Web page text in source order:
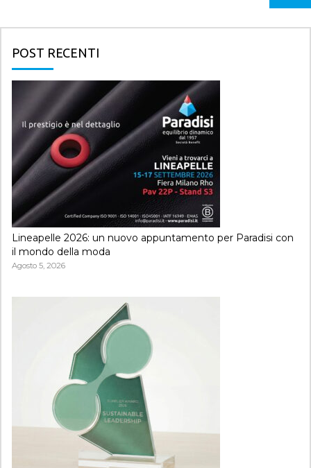
POST RECENTI
Lineapelle 2026: un nuovo appuntamento per Paradisi con
il mondo della moda
Agosto 5, 2026